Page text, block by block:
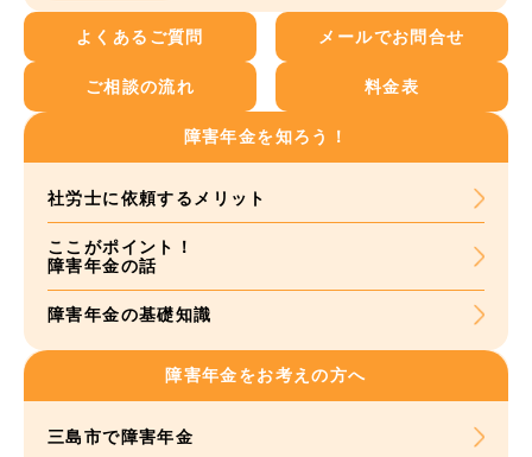
よくあるご質問 メールでお問合せ
ご相談の流れ 料金表
障害年金を知ろう！
社労士に依頼するメリット
ここがポイント！
障害年金の話
障害年金の基礎知識
障害年金をお考えの方へ
三島市で障害年金